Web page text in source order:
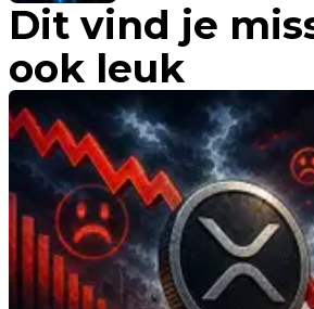
Dit vind je
ook leuk